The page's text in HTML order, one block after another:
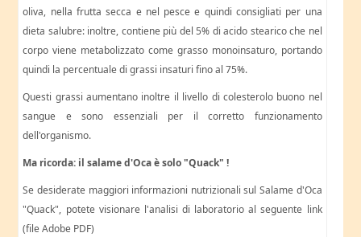
oliva, nella frutta secca e nel pesce e quindi consigliati per una
dieta salubre: inoltre, contiene più del 5% di acido stearico che nel
corpo viene metabolizzato come grasso monoinsaturo, portando
quindi la percentuale di grassi insaturi fino al 75%.
Questi grassi aumentano inoltre il livello di colesterolo buono nel
sangue e sono essenziali per il corretto funzionamento
dell'organismo.
Ma ricorda: il salame d'Oca è solo "Quack" !
Se desiderate maggiori informazioni nutrizionali sul Salame d'Oca
"Quack", potete visionare l'analisi di laboratorio al seguente link
(file Adobe PDF)